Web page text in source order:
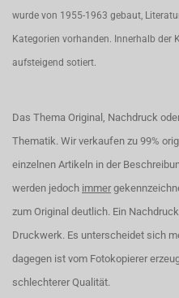
wurde von 1955-1963 gebaut,
Kategorien vorhanden. Innerhalb der
aufsteigend sotiert.
Das Thema Original, Nachdruck
Thematik. Wir verkaufen zu 99%
einzelnen Artikeln in der
werden jedoch immer
zum Original deutlich. Ein
Druckwerk. Es unterscheidet sich
dagegen ist vom Fotokopierer
schlechterer Qualität.